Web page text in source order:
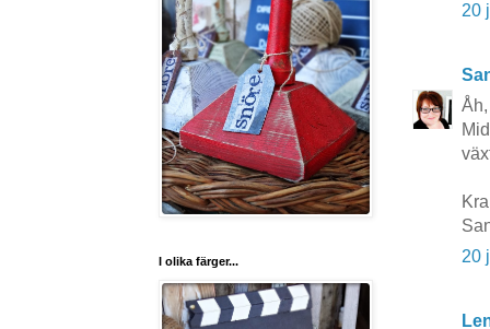
20
20
I olika färger...